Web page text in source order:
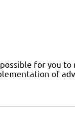
for you to
of